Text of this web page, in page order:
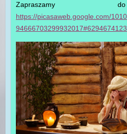
Zapraszamy
https://picasaweb.google.com/